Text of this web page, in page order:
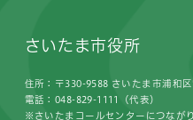
さいたま市役所
住所：〒330-9588 さいたま市浦和
電話：048-829-1111（代表）
※さいたまコールセンターにつながり